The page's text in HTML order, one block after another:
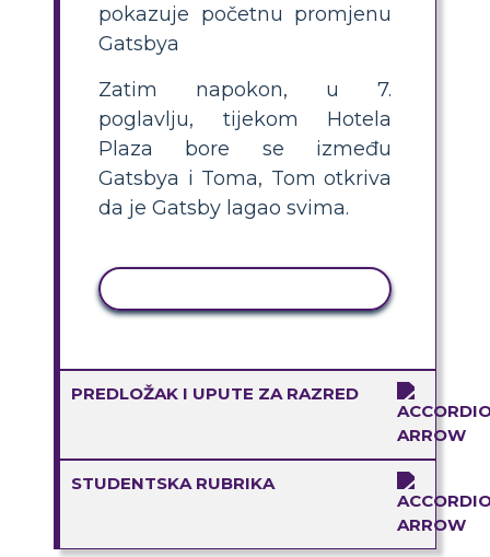
pokazuje početnu promjenu
Gatsbya
Zatim napokon, u 7.
poglavlju, tijekom Hotela
Plaza bore se između
Gatsbya i Toma, Tom otkriva
da je Gatsby lagao svima.
PREDLOŽAK I UPUTE ZA RAZRED
STUDENTSKA RUBRIKA